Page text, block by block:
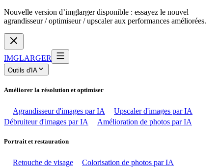
Nouvelle version d’imglarger disponible : essayez le nouvel
agrandisseur / optimiseur / upscaler aux performances améliorées.
IMGLARGER
Outils d'IA
Améliorer la résolution et optimiser
Agrandisseur d'images par IA
Upscaler d'images par IA
Débruiteur d'images par IA
Amélioration de photos par IA
Portrait et restauration
Retouche de visage
Colorisation de photos par IA